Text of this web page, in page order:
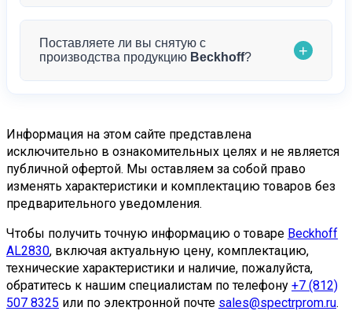
характеристикамAL2830, помочь с выбором и
применению по электронной почте
mail@spectrprom.ru .
Да, это наша специализация. Мы ориентированы
на работу с юридическими лицами и готовы
Обратитесь к нашим менеджерам для
обсуждения индивидуальных условий.
Поставляете ли вы снятую с
производства продукцию Beckhoff? +
снятой с производства продукции!Компания
«Спектр-Пром» имеет обширную сеть партнеров
и поставщиков по всему миру, что позволяет нам
находить и поставлять даже редкие компоненты
Beckhoff, которые сняты с производства.
Мы понимаем, как важно поддерживать
работоспособность существующих систем
автоматизации, поэтому прилагаем максимум
усилий для поиска необходимых компонентов.
Информация на этом сайте представлена
исключительно в ознакомительных целях и не является
публичной офертой. Мы оставляем за собой право
изменять характеристики и комплектацию товаров без
предварительного уведомления.
Чтобы получить точную информацию о товаре Beckhoff
AL2830, включая актуальную цену, комплектацию,
технические характеристики и наличие, пожалуйста,
обратитесь к нашим специалистам по телефону +7 (812)
507 8325 или по электронной почте sales@spectrprom.ru.